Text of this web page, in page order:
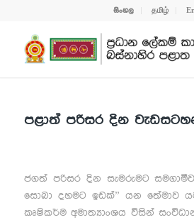
සිංහල தமிழ்
පළාත් පරිසර දින
ජගත් පරිසර දින සැමරුමට
සොබා දහමට ඉඩක්” යන තේමාව
කෘෂිකර්ම අමාත්‍යාංශය විසින්